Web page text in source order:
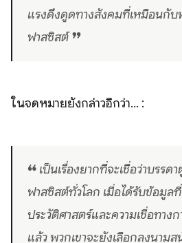
แรงดึงดูดทางสังคมที่เหมือนกับ
ฟาสซิสต์ ❞
ในจดหมายยังกล่าวอีกว่า... :
❝ เป็นเรื่องยากที่จะเชื่อว่าบรร
ฟาสซิสต์ทั่วโลก เมื่อได้รับข้อมูล
ประวัติศาสตร์และความเชื่อทาง
แล้ว พวกเขาจะยังเลือกลงนาม